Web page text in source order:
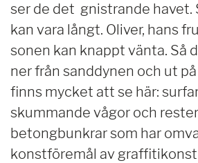
ser de det gnistrande havet.
kan vara långt. Oliver, hans
sonen kan knappt vänta. Så
ner från sanddynen och ut
finns mycket att se här:
skummande vågor och
betongbunkrar som har
konstföremål av